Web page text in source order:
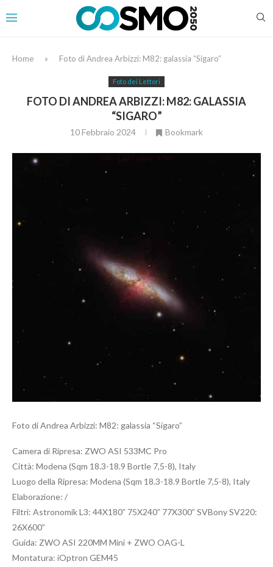
Home » Foto di Andrea Arbizzi: M82: galassia “Sigaro”
Foto dei Lettori
FOTO DI ANDREA ARBIZZI: M82: GALASSIA
“SIGARO”
10 Febbraio 2024 Bookmark
Foto di Andrea Arbizzi: M82: galassia “Sigaro”
Camera di Ripresa: ZWO ASI 533MC Pro
Città: Modena (Sqm 18.3-18.9 Bortle 7,5-8), Italy
Luogo della Ripresa: Modena (Sqm 18.3-18.9 Bortle 7,5-8), Italy
Elaborazione: /
Filtri: Astronomik L3: 44X180” 75X240” 77X300” SVBony SV220:
26X600”
Guida: ZWO ASI 220MM Mini + ZWO OAG-L
Montatura: iOptron GEM45